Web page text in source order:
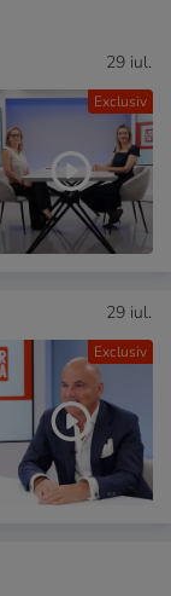
Exclusiv
29 iul.
Exclusiv
29 iul.